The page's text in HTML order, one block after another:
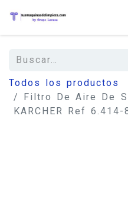
Todos los productos
Filtro De Aire De
KARCHER Ref 6.414-